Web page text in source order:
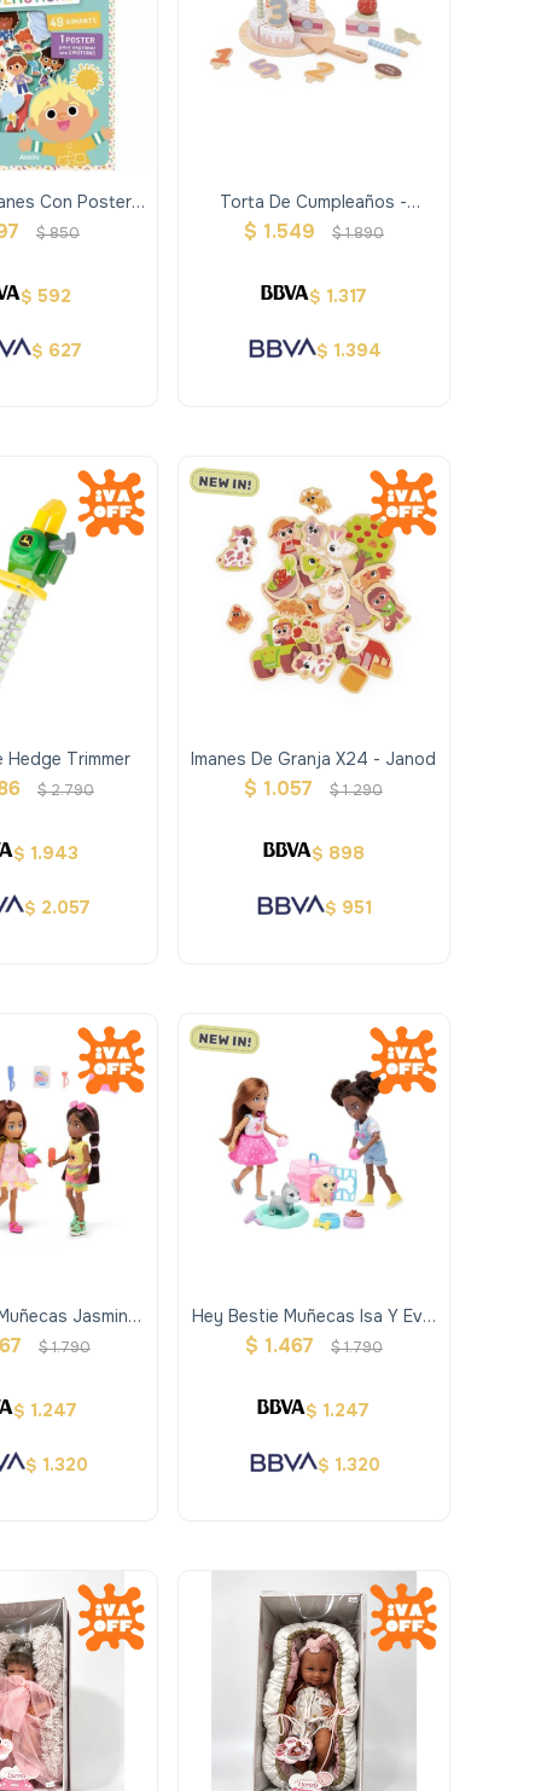
Con Poster
- Auzou
$850
$ 592
$ 627
Torta De Cumpleaños -
Rosada
$ 1.549 $1.890
$ 1.317
$ 1.394
Hedge Trimmer
$2.790
$ 1.943
$ 2.057
Imanes De Granja X24 - Janod
$ 1.057 $1.290
$ 898
$ 951
Jasmine
Con Accesorios
$1.790
$ 1.247
$ 1.320
Hey Bestie Muñecas Isa Y Evie
Con Accesorios
$ 1.467 $1.790
$ 1.247
$ 1.320